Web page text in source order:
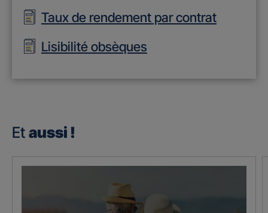
Taux de rendement par contrat
Lisibilité obsèques
Et aussi !